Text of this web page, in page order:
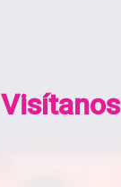
Visítanos